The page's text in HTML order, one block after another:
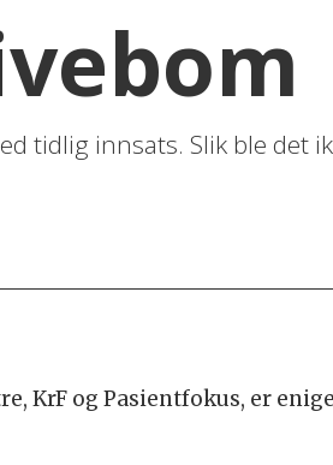
tidlig innsats. Slik ble det
KrF og Pasientfokus, er